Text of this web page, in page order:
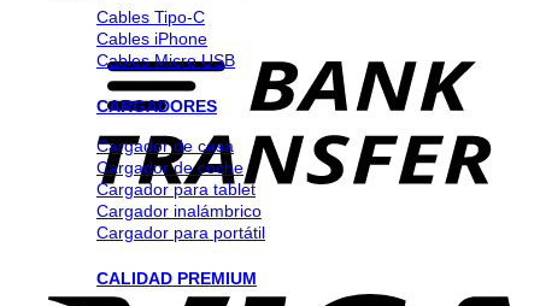
Cables Tipo-C
Cables iPhone
Cables Micro USB
CARGADORES
Cargador de casa
Cargador de coche
Cargador para tablet
Cargador inalámbrico
Cargador para portátil
CALIDAD PREMIUM